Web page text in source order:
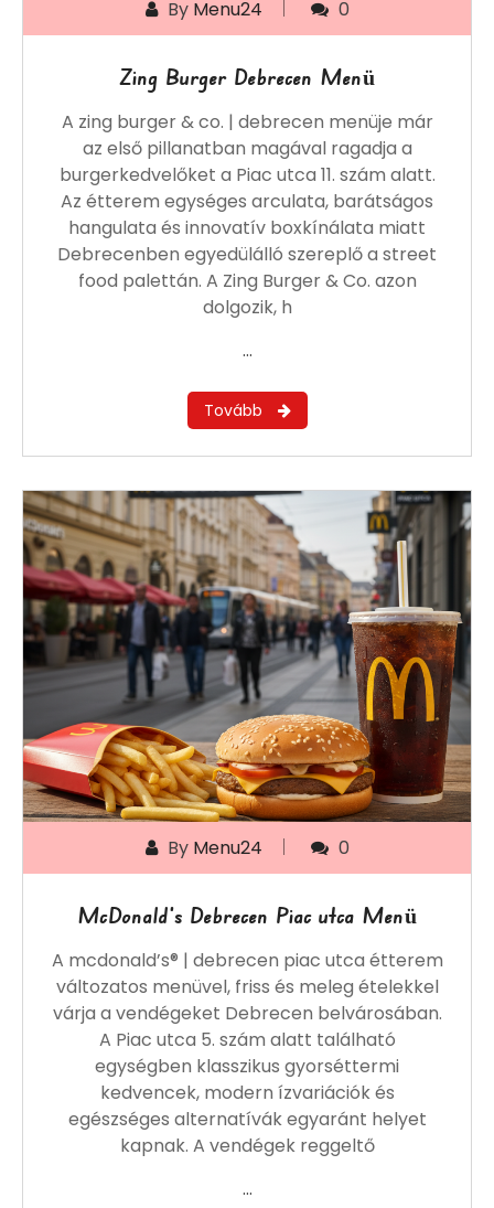
By Menu24 0
Zing Burger Debrecen Menü
A zing burger & co. | debrecen menüje már
az első pillanatban magával ragadja a
burgerkedvelőket a Piac utca 11. szám alatt.
Az étterem egységes arculata, barátságos
hangulata és innovatív boxkínálata miatt
Debrecenben egyedülálló szereplő a street
food palettán. A Zing Burger & Co. azon
dolgozik, h
…
By Menu24 0
McDonald’s Debrecen Piac utca Menü
A mcdonald’s® | debrecen piac utca étterem
változatos menüvel, friss és meleg ételekkel
várja a vendégeket Debrecen belvárosában.
A Piac utca 5. szám alatt található
egységben klasszikus gyorséttermi
kedvencek, modern ízvariációk és
egészséges alternatívák egyaránt helyet
kapnak. A vendégek reggeltő
…